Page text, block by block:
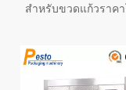
สำหรับขวดแก้วราค